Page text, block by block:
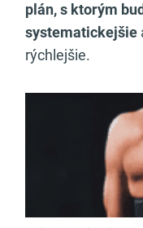
plán, s ktorým
systematickejšie
rýchlejšie.